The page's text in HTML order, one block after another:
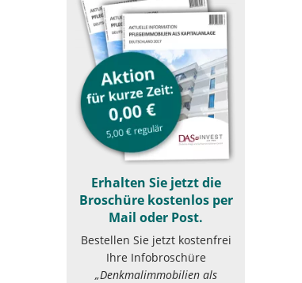
Erhalten Sie jetzt die
Broschüre kostenlos per
Mail oder Post.
Bestellen Sie jetzt kostenfrei
Ihre Infobroschüre
„Denkmalimmobilien als